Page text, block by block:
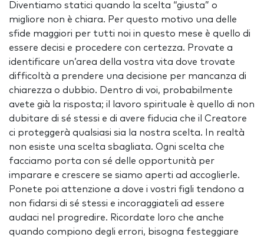
Diventiamo statici quando la scelta “giusta” o
migliore non è chiara. Per questo motivo una delle
sfide maggiori per tutti noi in questo mese è quello di
essere decisi e procedere con certezza. Provate a
identificare un’area della vostra vita dove trovate
difficoltà a prendere una decisione per mancanza di
chiarezza o dubbio. Dentro di voi, probabilmente
avete già la risposta; il lavoro spirituale è quello di non
dubitare di sé stessi e di avere fiducia che il Creatore
ci proteggerà qualsiasi sia la nostra scelta. In realtà
non esiste una scelta sbagliata. Ogni scelta che
facciamo porta con sé delle opportunità per
imparare e crescere se siamo aperti ad accoglierle.
Ponete poi attenzione a dove i vostri figli tendono a
non fidarsi di sé stessi e incoraggiateli ad essere
audaci nel progredire. Ricordate loro che anche
quando compiono degli errori, bisogna festeggiare